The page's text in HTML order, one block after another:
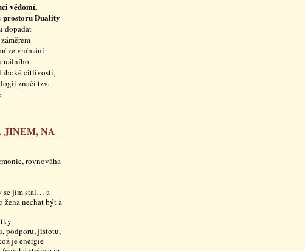
vědomí,
prostoru Duality
dopadat
ze vnímání
citlivosti,
značí tzv.
JINEM, NA
rovnováha
se jím stal… a
žena nechat být a
podporu, jistotu,
je energie